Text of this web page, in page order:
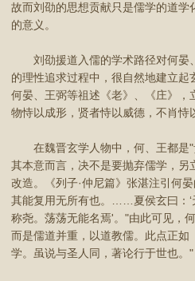
故而刘劭的思想贡献只是儒学的道
的意义。
刘劭援道入儒的学术路径对何晏
的理性追求过程中，很自然地建立
何晏、王弼等祖述《老》、《庄》
物恃以成形，贤者恃以威德，不肖
在魏晋玄学人物中，何、王都是"
其本意而言，决不是要抛弃儒学，
改造。《列子·仲尼篇》张湛注引何
其能复用无所有也。……夏侯玄曰：‘
称尧。荡荡无能名焉'。"由此可见，
而是儒道并重，以道教儒。此点正如
学。虽说与圣人同，著论行于世也。"